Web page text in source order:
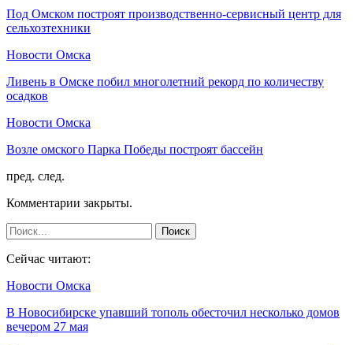
Под Омском построят производственно-сервисный центр для
сельхозтехники
Новости Омска
Ливень в Омске побил многолетний рекорд по количеству
осадков
Новости Омска
Возле омского Парка Победы построят бассейн
пред. след.
Комментарии закрыты.
Сейчас читают:
Новости Омска
В Новосибирске упавший тополь обесточил несколько домов
вечером 27 мая